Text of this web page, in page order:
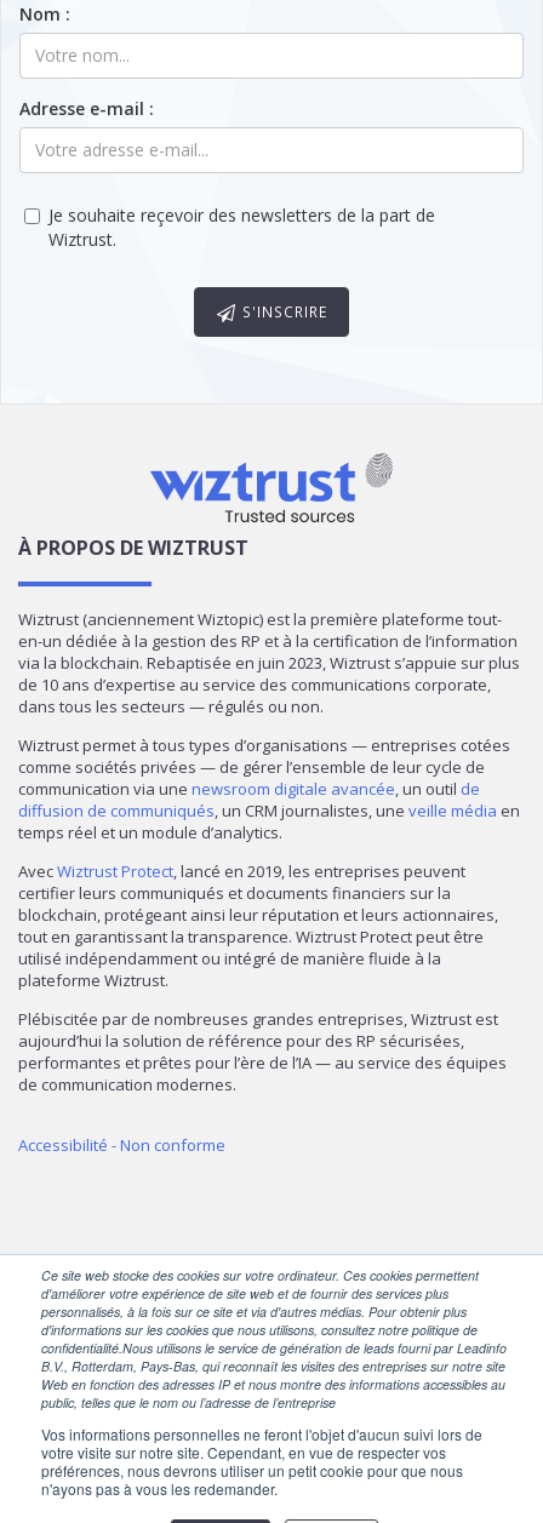
Ce site web stocke des cookies sur votre ordinateur. Ces cookies permettent
d'améliorer votre expérience de site web et de fournir des services plus
personnalisés, à la fois sur ce site et via d'autres médias. Pour obtenir plus
d'informations sur les cookies que nous utilisons, consultez notre politique de
confidentialité.Nous utilisons le service de génération de leads fourni par Leadinfo
B.V., Rotterdam, Pays-Bas, qui reconnaît les visites des entreprises sur notre site
Web en fonction des adresses IP et nous montre des informations accessibles au
public, telles que le nom ou l’adresse de l’entreprise
Vos informations personnelles ne feront l'objet d'aucun suivi lors de
votre visite sur notre site. Cependant, en vue de respecter vos
préférences, nous devrons utiliser un petit cookie pour que nous
n'ayons pas à vous les redemander.
Nom :
Adresse e-mail :
Je souhaite reçevoir des newsletters de la part de
Wiztrust.
S'INSCRIRE
À PROPOS DE WIZTRUST
Wiztrust (anciennement Wiztopic) est la première plateforme tout-
en-un dédiée à la gestion des RP et à la certification de l’information
via la blockchain. Rebaptisée en juin 2023, Wiztrust s’appuie sur plus
de 10 ans d’expertise au service des communications corporate,
dans tous les secteurs — régulés ou non.
Wiztrust permet à tous types d’organisations — entreprises cotées
comme sociétés privées — de gérer l’ensemble de leur cycle de
communication via une newsroom digitale avancée, un outil de
diffusion de communiqués, un CRM journalistes, une veille média en
temps réel et un module d’analytics.
AvecWiztrust Protect, lancé en 2019, les entreprises peuvent
certifier leurs communiqués et documents financiers sur la
blockchain, protégeant ainsi leur réputation et leurs actionnaires,
tout en garantissant la transparence. Wiztrust Protect peut être
utilisé indépendamment ou intégré de manière fluide à la
plateforme Wiztrust.
Plébiscitée par de nombreuses grandes entreprises, Wiztrust est
aujourd’hui la solution de référence pour des RP sécurisées,
performantes et prêtes pour l’ère de l’IA — au service des équipes
de communication modernes.
Accessibilité - Non conforme
SUIVEZ-NOUS
Powered by